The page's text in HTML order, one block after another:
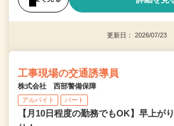
更新日： 2026/07/23
工事現場の交通誘導員
株式会社 西部警備保障
アルバイト パート
【月10日程度の勤務でもOK】早上が